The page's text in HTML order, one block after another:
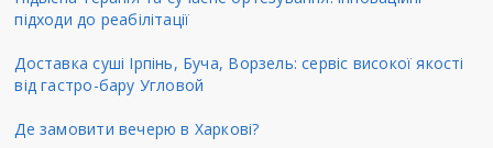
підходи до реабілітації
Доставка суші Ірпінь, Буча, Ворзель: сервіс високої якості
від гастро-бару Угловой
Де замовити вечерю в Харкові?